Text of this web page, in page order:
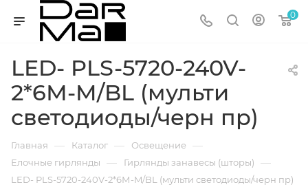
0
LED- PLS-5720-240V-
2*6М-M/BL (мульти
светодиоды/черн пр)
Главная — Каталог — Освещение —
Елочные гирлянды — Гирлянды занавесы (шторы) —
LED- PLS-5720-240V-2*6М-M/BL (мульти светодиоды/черн пр)